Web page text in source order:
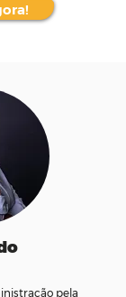
pela